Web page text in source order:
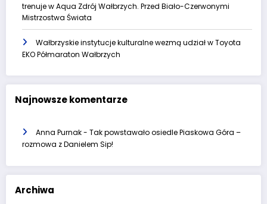
trenuje w Aqua Zdrój Wałbrzych. Przed Biało-Czerwonymi
Mistrzostwa Świata
Wałbrzyskie instytucje kulturalne wezmą udział w Toyota
EKO Półmaraton Wałbrzych
Najnowsze komentarze
Anna Purnak- Tak powstawało osiedle Piaskowa Góra –
rozmowa z Danielem Sip!
Archiwa